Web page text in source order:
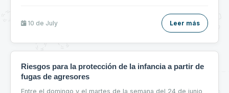
10 de July Leer más
Riesgos para la protección de la infancia a partir de
fugas de agresores
Entre el domingo y el martes de la semana del 24 de junio